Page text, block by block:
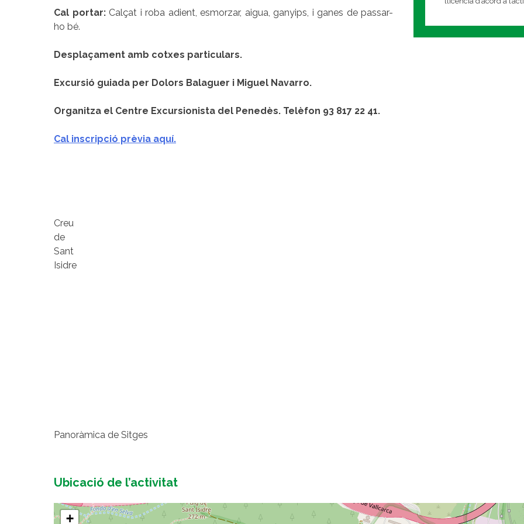
Cal portar: Calçat i roba adient, esmorzar, aigua, ganyips, i ganes de passar-
ho bé.
Desplaçament amb cotxes particulars.
Excursió guiada per Dolors Balaguer i Miguel Navarro.
Organitza el Centre Excursionista del Penedès. Telèfon 93 817 22 41.
Cal inscripció prèvia aquí.
Creu
de
Sant
Isidre
Panoràmica de Sitges
Ubicació de l’activitat
+